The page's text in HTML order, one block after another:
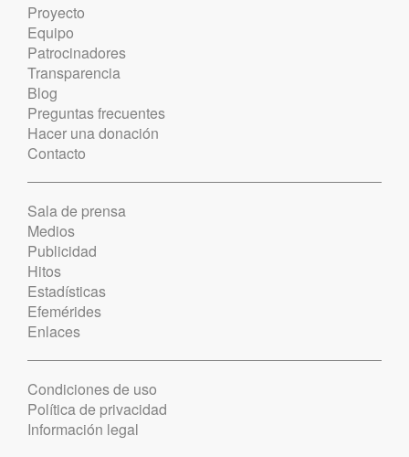
Proyecto
Equipo
Patrocinadores
Transparencia
Blog
Preguntas frecuentes
Hacer una donación
Contacto
Sala de prensa
Medios
Publicidad
Hitos
Estadísticas
Efemérides
Enlaces
Condiciones de uso
Política de privacidad
Información legal